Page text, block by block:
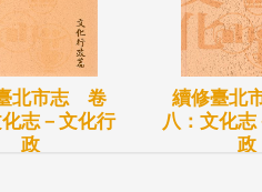
北市志 卷
志－文化行
政
續修臺北
八：文化
政